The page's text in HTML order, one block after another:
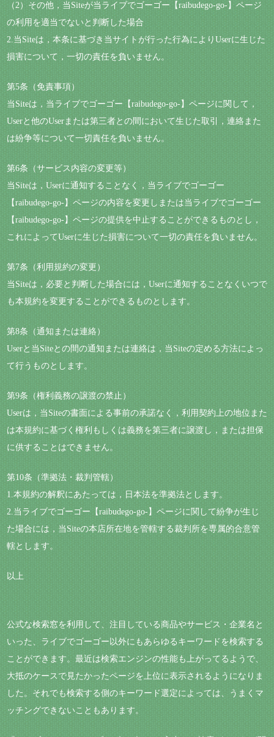
（2）その他，当Siteが当ライブでゴーゴー【raibudego-go-】ページ
の利用を適当でないと判断した場合
2.当Siteは，本条に基づき当サイトが行った行為によりUserに生じた
損害について，一切の責任を負いません。
第5条（免責事項）
当Siteは，当ライブでゴーゴー【raibudego-go-】ページに関して，
Userと他のUserまたは第三者との間において生じた取引，連絡また
は紛争等について一切責任を負いません。
第6条（サービス内容の変更等）
当Siteは，Userに通知することなく，当ライブでゴーゴー
【raibudego-go-】ページの内容を変更しまたは当ライブでゴーゴー
【raibudego-go-】ページの提供を中止することができるものとし，
これによってUserに生じた損害について一切の責任を負いません。
第7条（利用規約の変更）
当Siteは，必要と判断した場合には，Userに通知することなくいつで
も本規約を変更することができるものとします。
第8条（通知または連絡）
Userと当Siteとの間の通知または連絡は，当Siteの定める方法によっ
て行うものとします。
第9条（権利義務の譲渡の禁止）
Userは，当Siteの書面による事前の承諾なく，利用契約上の地位また
は本規約に基づく権利もしくは義務を第三者に譲渡し，または担保
に供することはできません。
第10条（準拠法・裁判管轄）
1.本規約の解釈にあたっては，日本法を準拠法とします。
2.当ライブでゴーゴー【raibudego-go-】ページに関して紛争が生じ
た場合には，当Siteの本店所在地を管轄する裁判所を専属的合意管
轄とします。
以上
公式な検索窓を利用して、注目している商品やサービス・企業名と
いった、ライブでゴーゴー以外にもあらゆるキーワードを検索する
ことができます。最近は検索エンジンの性能も上がってるようで、
大抵のケースで見たかったページを上位に表示されるようになりま
した。それでも検索する側のキーワード選定によっては、うまくマ
ッチングできないこともあります。